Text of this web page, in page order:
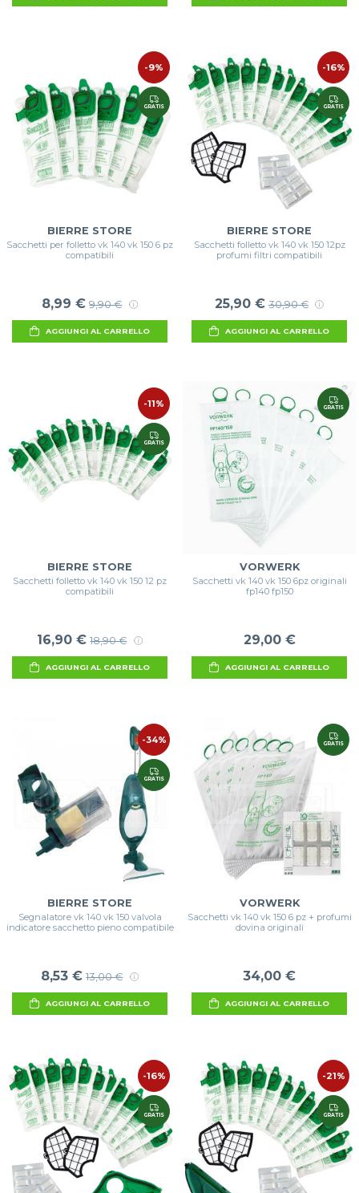
-9%
GRATIS
BIERRE STORE
Sacchetti per folletto vk 140 vk 150 6 pz
compatibili
8,99 € 9,90 €
AGGIUNGI AL CARRELLO
-16%
GRATIS
BIERRE STORE
Sacchetti folletto vk 140 vk 150 12pz
profumi filtri compatibili
25,90 € 30,90 €
AGGIUNGI AL CARRELLO
-11%
GRATIS
BIERRE STORE
Sacchetti folletto vk 140 vk 150 12 pz
compatibili
16,90 € 18,90 €
AGGIUNGI AL CARRELLO
GRATIS
VORWERK
Sacchetti vk 140 vk 150 6pz originali
fp140 fp150
29,00 €
AGGIUNGI AL CARRELLO
-34%
GRATIS
BIERRE STORE
Segnalatore vk 140 vk 150 valvola
indicatore sacchetto pieno compatibile
8,53 € 13,00 €
AGGIUNGI AL CARRELLO
GRATIS
VORWERK
Sacchetti vk 140 vk 150 6 pz + profumi
dovina originali
34,00 €
AGGIUNGI AL CARRELLO
-16%
GRATIS
-21%
GRATIS